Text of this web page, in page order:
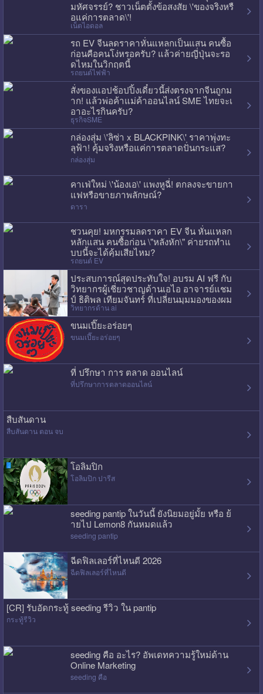
มหัศจรรย์? ชาวเน็ตตั้งข้อสงสัย \'ของจริงหรื
อแค่การตลาด\'!
เน็ตไอดอล
รถ EV จีนลดราคาหั่นแหลกเป็นแสน คนซื้อ
ก่อนคือคนโง่หรอครับ? แล้วค่ายญี่ปุ่นจะรอ
ดไหมในวิกฤตนี้
รถยนต์ไฟฟ้า
สั่งของแอปช้อปปิ้งเดี๋ยวนี้ส่งตรงจากจีนถูกม
าก! แล้วพ่อค้าแม่ค้าออนไลน์ SME ไทยจะเ
อาอะไรกินครับ?
ธุรกิจSME
กล่องสุ่ม \'ลิซ่า x BLACKPINK\' ราคาพุ่งทะ
ลุฟ้า! คุ้มจริงหรือแค่การตลาดปั่นกระแส?
กล่องสุ่ม
คาเฟ่ใหม่ \'น้องเอ\' แพงหูฉี่! ตกลงจะขายกา
แฟหรือขายภาพลักษณ์?
ดารา
ชวนคุย! มหกรรมลดราคา EV จีน หั่นแหลก
หลักแสน คนซื้อก่อน \"หลังหัก\" ค่ายรถทำแ
บบนี้จะได้คุ้มเสียไหม?
รถยนต์ EV
ประสบการณ์สุดประทับใจ! อบรม AI ฟรี กับ
วิทยากรผู้เชี่ยวชาญด้านเอไอ อาจารย์แชม
ป์ ธิติพล เทียมจันทร์ ที่เปลี่ยนมุมมองของผม
ไปเลย
วิทยากรด้าน ai
ขนมเปี๊ยะอร่อยๆ
ขนมเปี๊ยะอร่อยๆ
ที่ ปรึกษา การ ตลาด ออนไลน์
ที่ปรึกษาการตลาดออนไลน์
สืบสันดาน
สืบสันดาน ตอน จบ
โอลิมปิก
โอลิมปิก ปารีส
seeding pantip ในวันนี้ ยังนิยมอยู่มั้ย หรือ ย้
ายไป Lemon8 กันหมดแล้ว
seeding pantip
ฉีดฟิลเลอร์ที่ไหนดี 2026
ฉีดฟิลเลอร์ที่ไหนดี
[CR] รับอัดกระทู้ seeding รีวิว ใน pantip
กระทู้รีวิว
seeding คือ อะไร? อัพเดทความรู้ใหม่ด้าน
Online Marketing
seeding คือ